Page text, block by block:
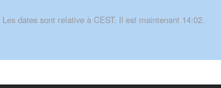
Les dates sont relative à CEST. Il est maintenant 14:02.